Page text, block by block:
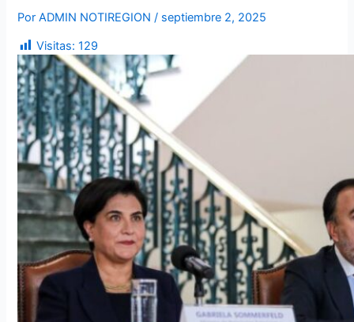
PorADMIN NOTIREGION/ septiembre 2, 2025
Visitas: 129